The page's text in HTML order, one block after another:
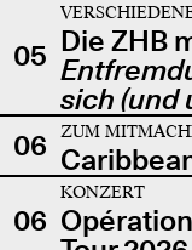
05 Die ZHB
sich (und
06
ZUM
06
KONZERT